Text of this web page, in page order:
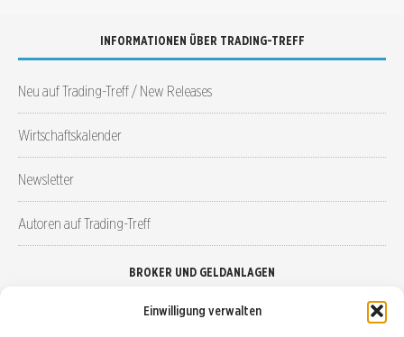
Einwilligung verwalten
INFORMATIONEN ÜBER TRADING-TREFF
Neu auf Trading-Treff / New Releases
Wirtschaftskalender
Newsletter
Autoren auf Trading-Treff
BROKER UND GELDANLAGEN